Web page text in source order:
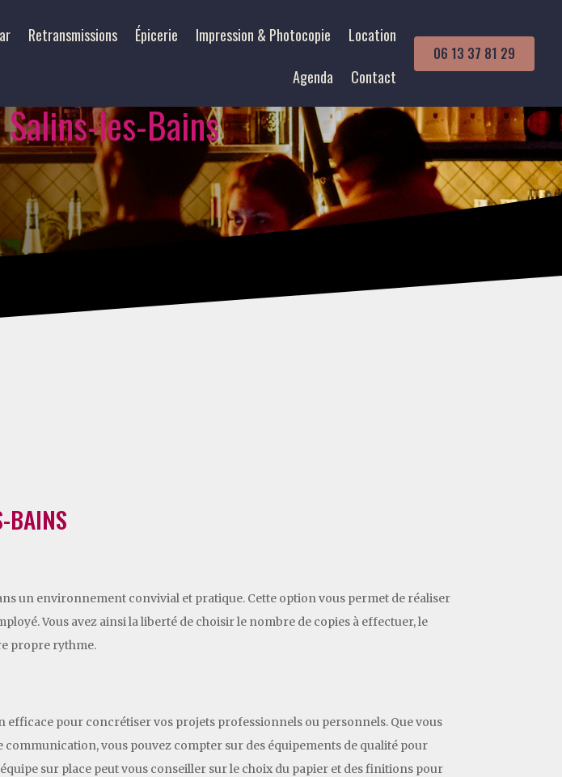
Retransmissions Épicerie Impression & Photocopie
Location
Agenda
Contact
06 13 37 81 29
les-Bains
BAINS
un environnement convivial et pratique. Cette option vous permet de réaliser
Vous avez ainsi la liberté de choisir le nombre de copies à effectuer, le
propre rythme.
pour concrétiser vos projets professionnels ou personnels. Que vous
vous pouvez compter sur des équipements de qualité pour
sur place peut vous conseiller sur le choix du papier et des finitions pour